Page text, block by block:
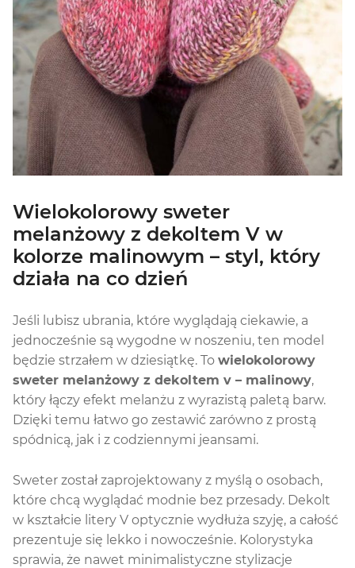
Wielokolorowy sweter
melanżowy z dekoltem V w
kolorze malinowym – styl, który
działa na co dzień
Jeśli lubisz ubrania, które wyglądają ciekawie, a
jednocześnie są wygodne w noszeniu, ten model
będzie strzałem w dziesiątkę. To wielokolorowy
sweter melanżowy z dekoltem v – malinowy,
który łączy efekt melanżu z wyrazistą paletą barw.
Dzięki temu łatwo go zestawić zarówno z prostą
spódnicą, jak i z codziennymi jeansami.
Sweter został zaprojektowany z myślą o osobach,
które chcą wyglądać modnie bez przesady. Dekolt
w kształcie litery V optycznie wydłuża szyję, a całość
prezentuje się lekko i nowocześnie. Kolorystyka
sprawia, że nawet minimalistyczne stylizacje